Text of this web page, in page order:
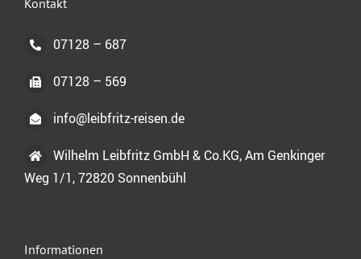
07128 – 687
07128 – 569
info@leibfritz-reisen.de
Wilhelm Leibfritz GmbH & Co.KG, Am Genkinger
Weg 1/1, 72820 Sonnenbühl
Informationen